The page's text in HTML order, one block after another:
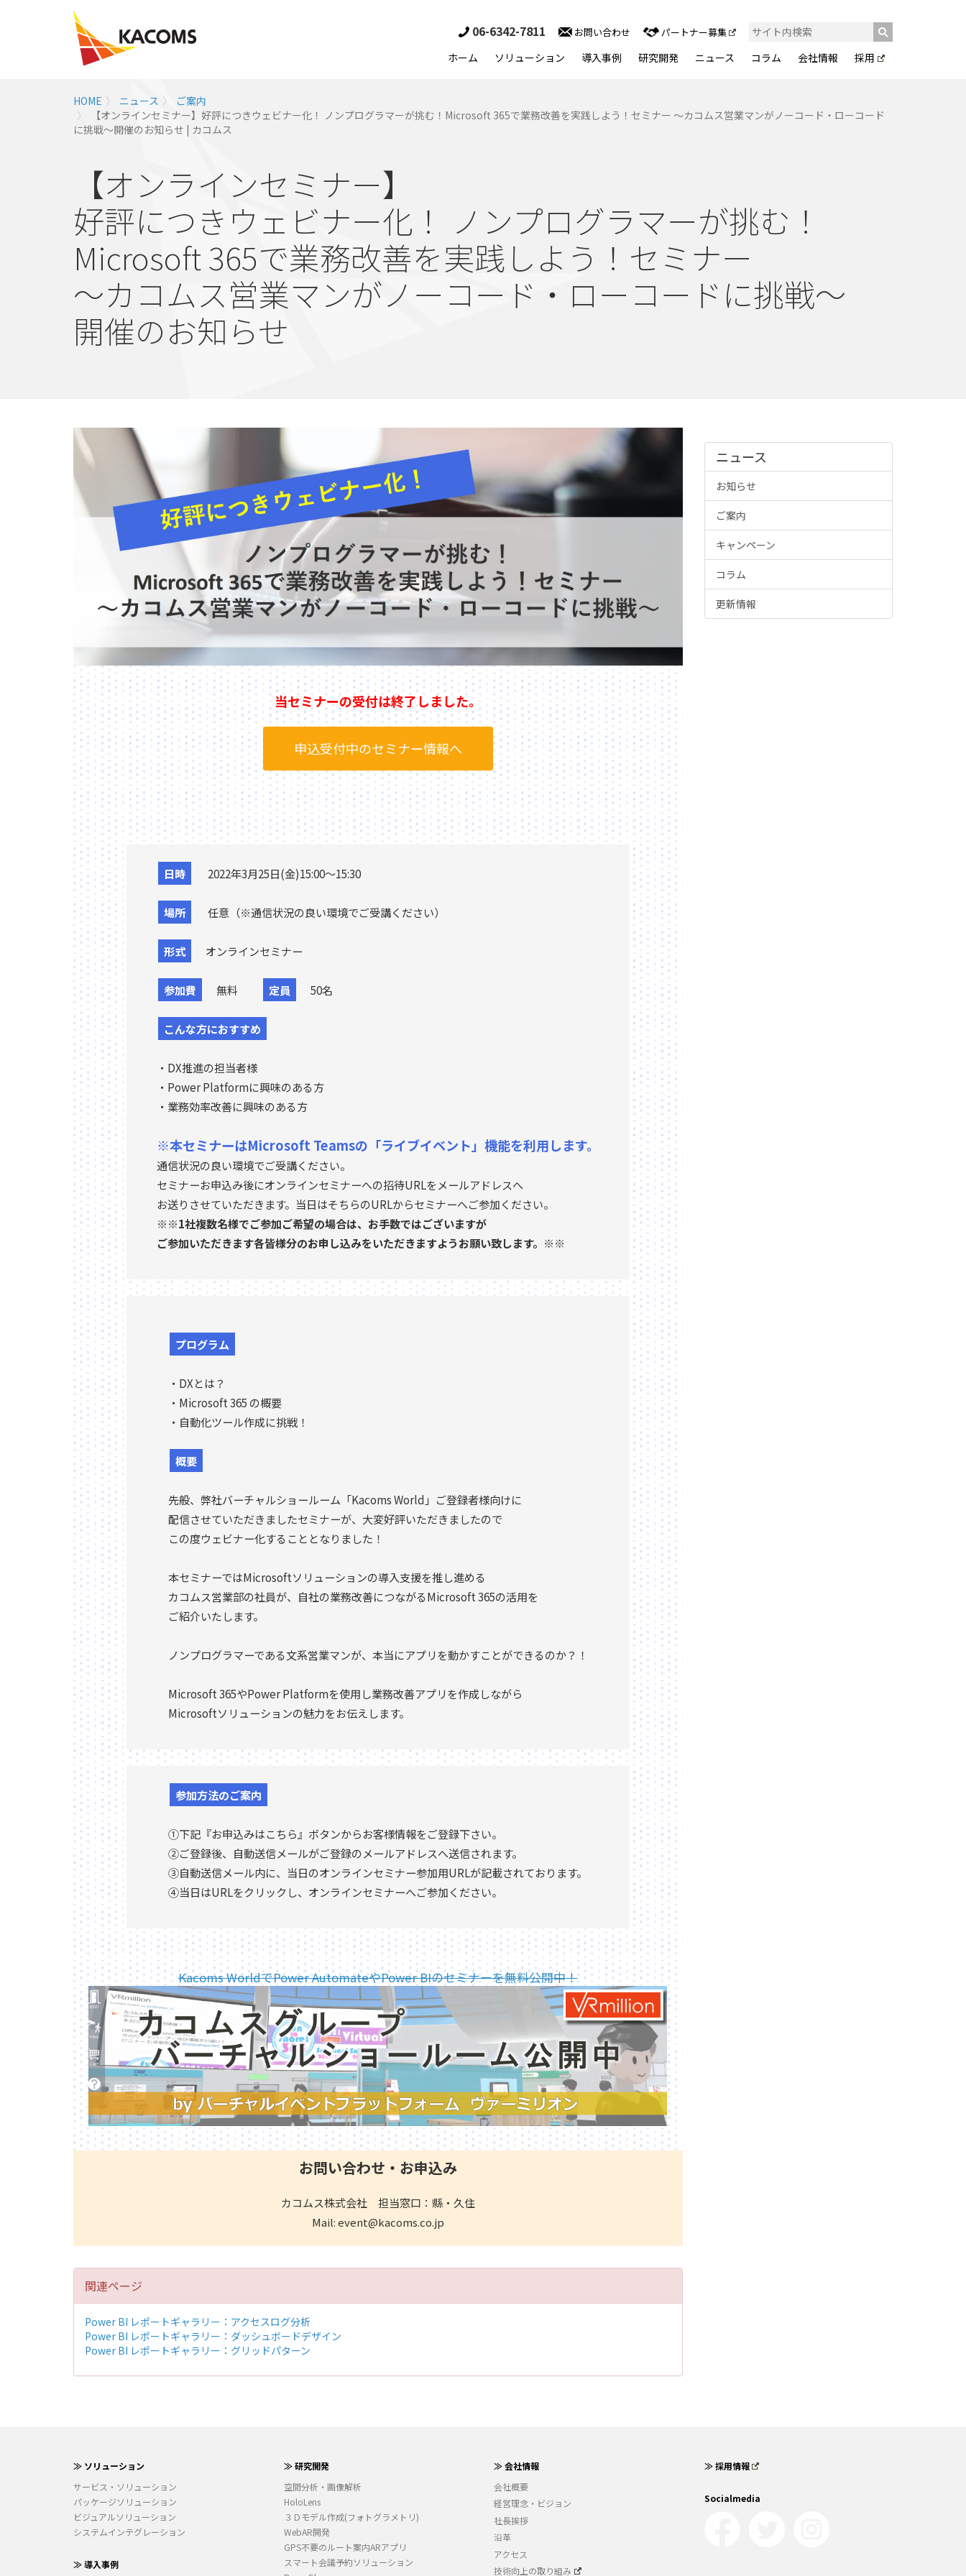
ホーム ソリューション 導入事例 研究開発 ニュース コラム 会社情報 採用
06-6342-7811 お問い合わせ パートナー募集
HOME ニュース
ご案内
【オンラインセミナー】好評につきウェビナー化！ ノンプログラマーが挑む！Microsoft 365で業務改善を実践しよう！セミナー ～カコムス営業マンがノーコード・ローコード
に挑戦～開催のお知らせ | カコムス
【オンラインセミナー】
好評につきウェビナー化！ ノンプログラマーが挑む！
Microsoft 365で業務改善を実践しよう！セミナー
～カコムス営業マンがノーコード・ローコードに挑戦～
開催のお知らせ
当セミナーの受付は終了しました。
申込受付中のセミナー情報へ
日時 2022年3月25日(金)15:00～15:30
場所 任意（※通信状況の良い環境でご受講ください）
形式 オンラインセミナー
参加費 無料 定員 50名
こんな方におすすめ
・DX推進の担当者様
・Power Platformに興味のある方
・業務効率改善に興味のある方
※本セミナーはMicrosoft Teamsの「ライブイベント」機能を利用します。
通信状況の良い環境でご受講ください。
セミナーお申込み後にオンラインセミナーへの招待URLをメールアドレスへ
お送りさせていただきます。当日はそちらのURLからセミナーへご参加ください。
※※1社複数名様でご参加ご希望の場合は、お手数ではございますが
ご参加いただきます各皆様分のお申し込みをいただきますようお願い致します。※※
プログラム
・DXとは？
・Microsoft 365 の概要
・自動化ツール作成に挑戦！
概要
先般、弊社バーチャルショールーム「Kacoms World」ご登録者様向けに
配信させていただきましたセミナーが、大変好評いただきましたので
この度ウェビナー化することとなりました！
本セミナーではMicrosoftソリューションの導入支援を推し進める
カコムス営業部の社員が、自社の業務改善につながるMicrosoft 365の活用を
ご紹介いたします。
ノンプログラマーである文系営業マンが、本当にアプリを動かすことができるのか？！
Microsoft 365やPower Platformを使用し業務改善アプリを作成しながら
Microsoftソリューションの魅力をお伝えします。
参加方法のご案内
①下記『お申込みはこちら』ボタンからお客様情報をご登録下さい。
②ご登録後、自動送信メールがご登録のメールアドレスへ送信されます。
③自動送信メール内に、当日のオンラインセミナー参加用URLが記載されております。
④当日はURLをクリックし、オンラインセミナーへご参加ください。
Kacoms WorldでPower AutomateやPower BIのセミナーを無料公開中！
お問い合わせ・お申込み
カコムス株式会社 担当窓口：縣・久住
Mail: event@kacoms.co.jp
関連ページ
Power BI レポートギャラリー：アクセスログ分析
Power BI レポートギャラリー：ダッシュボードデザイン
Power BI レポートギャラリー：グリッドパターン
ニュース
お知らせ
ご案内
キャンペーン
コラム
更新情報
≫ ソリューション
サービス・ソリューション
パッケージソリューション
ビジュアルソリューション
システムインテグレーション
≫ 導入事例
≫ 研究開発
空間分析・画像解析
HoloLens
３Ｄモデル作成(フォトグラメトリ)
WebAR開発
GPS不要のルート案内ARアプリ
スマート会議予約ソリューション
≫ 会社情報
会社概要
経営理念・ビジョン
社長挨拶
沿革
アクセス
技術向上の取り組み
≫ 採用情報
Socialmedia